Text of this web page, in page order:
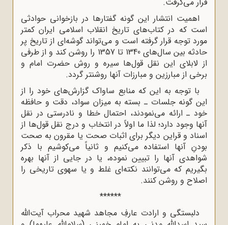
اهمیت انتشار این گونه گفتارها در بازخوانی حوادثی
است که در کتاب‌های تاریخ انقلاب اسلامی ایران کمتر
مورد توجه قرار گرفته است و می‌تواند گوشه‌ای از تاریخ پر
حادثه بین سال‌های 1340 تا 1357 را روشن کند و از طرفی
از لابلای این نقل قول‌ها سیره و روش حضرت امام و
برخی از مبارزین و مبارزات آنها روشنتر گردد.
با توجه به این که منابع ساواک گزارش‌های خود را از
این گونه جلسات ـ بسته به میزان سواد، دقت و حافظه
خود ـ ارائه می‌نمودند، احتمال خطا و نادرستی در نقل
آنها وجود دارد؛ لذا ما اولاً در انتخاب و درج نقل قول‌ها از
اسناد و قراین دیگر برای اثبات صحت یا مقرون به صحت
بودنِ آنها استفاده می‌کنیم و ثانیاً می‌کوشیم با ذکر
شواهدی آنها را تبیین نموده، یا در جایی از آنها بهره
بگیریم که می‌توانند نکته‌ای غلط و یا سهوی تاریخی را
اصلاح و روشن کنند.
******
دلبستگی و ارادت عارفِ مجاهد شهید محراب آیت‌الله